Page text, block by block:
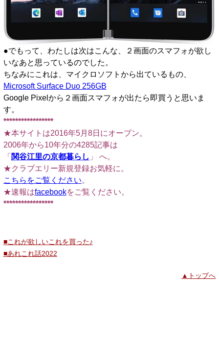
●でもって、わたしは次はこんな、２画面のスマフォが欲し
いなあと思っているのでした。
ちなみにこれは、マイクロソフトから出ているもの、
Microsoft Surface Duo 256GB
Google Pixelから２画面スマフォが出たら即買うと思いま
す。
*****************
★本サイトは2016年5月8日にオープン。
2006年から10年分の4285記事は
「 関谷江里の京都暮らし 」 へ。
★クラブエリー新規登録お気軽に。
こちらをご覧ください。
★速報はfacebookをご覧ください。
*****************
■これが欲しいこれを買った♪
■あれこれ話2022
▲トップへ